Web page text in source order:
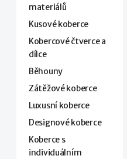
materiálů
Kusové koberce
Kobercové čtverce a
dílce
Běhouny
Zátěžové koberce
Luxusní koberce
Designové koberce
Koberce s
individuálním